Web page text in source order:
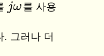
jω
jω 를 사용
. 그러나 더